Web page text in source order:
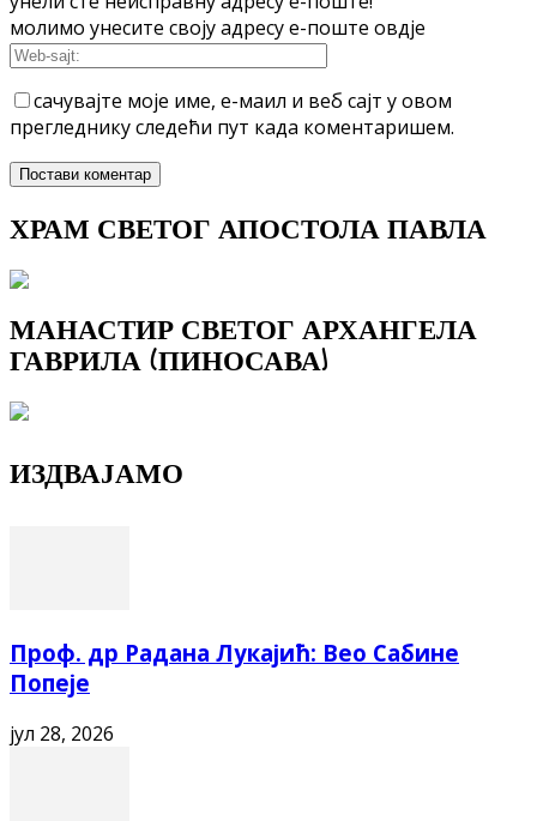
молимо унесите своју адресу е-поште овдје
сачувајте моје име, е-маил и веб сајт у овом
прегледнику следећи пут када коментаришем.
ХРАМ СВЕТОГ АПОСТОЛА ПАВЛА
МАНАСТИР СВЕТОГ АРХАНГЕЛА
ГАВРИЛА (ПИНОСАВА)
ИЗДВАЈАМО
Проф. др Радана Лукајић: Вео Сабине
Попеје
јул 28, 2026